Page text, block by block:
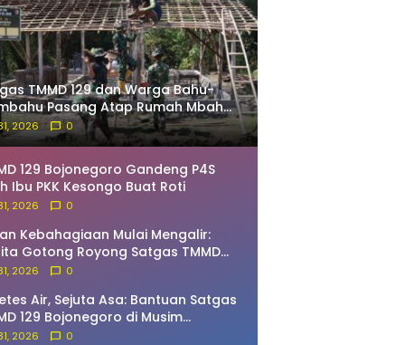
TMMD 129 dan Warga Bahu-
Pasang Atap Rumah Mbah
2026 0
129 Bojonegoro Gandeng P4S
Ibu PKK Kesongo Buat Roti
2026 0
Kebahagiaan Mulai Mengalir:
Gotong Royong Satgas TMMD
Bojonegoro dan Warga Bekatul
2026 0
Air, Sejuta Asa: Bantuan Satgas
129 Bojonegoro di Musim
2026 0